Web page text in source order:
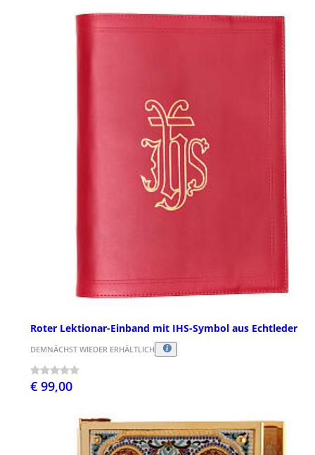
Roter Lektionar-Einband mit IHS-Symbol aus Echtleder
DEMNÄCHST WIEDER ERHÄLTLICH
€ 99,00